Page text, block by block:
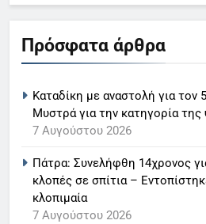
Τραγωδία στο
κατέρρευσε
τη ζωή του
6 Αυγούστου
Πρόσφατα άρθρα
Καταδίκη με αναστολή για τον
Μυστρά για την κατηγορία
7 Αυγούστου 2026
Πάτρα: Συνελήφθη 14χρονος
κλοπές σε σπίτια –
κλοπιμαία
7 Αυγούστου 2026
5
Ο
ειδήσεων
LIFESTYLE-
Στον ΑΝΤ1